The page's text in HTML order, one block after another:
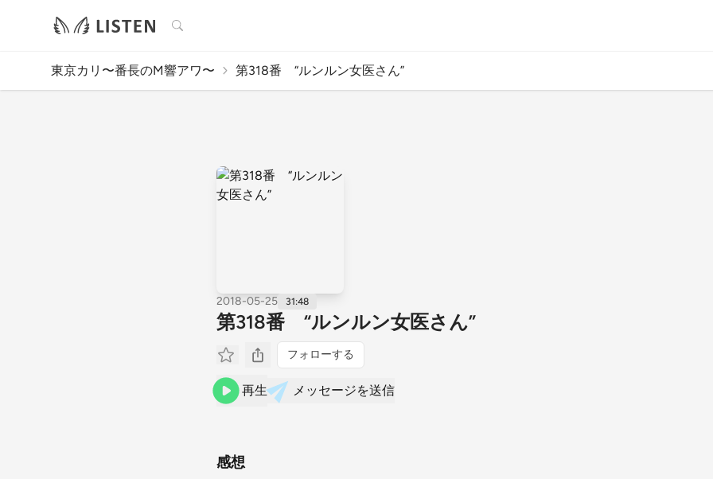
検索
東京カリ〜番長のM響アワ〜 第318番 “ルンルン女医さん”
2018-05-25 31:48
第318番 “ルンルン女医さん”
フォローする
再生 メッセージを送信
感想